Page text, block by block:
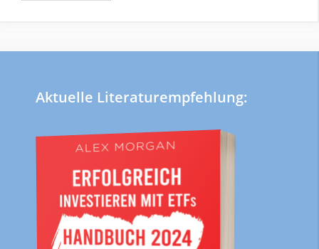
Aktuelle Literaturempfehlung: